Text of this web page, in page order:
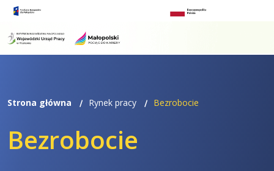
Przejdź
menu
Przejdź
treści
Strona główna Rynek pracy Bezrobocie
Bezrobocie